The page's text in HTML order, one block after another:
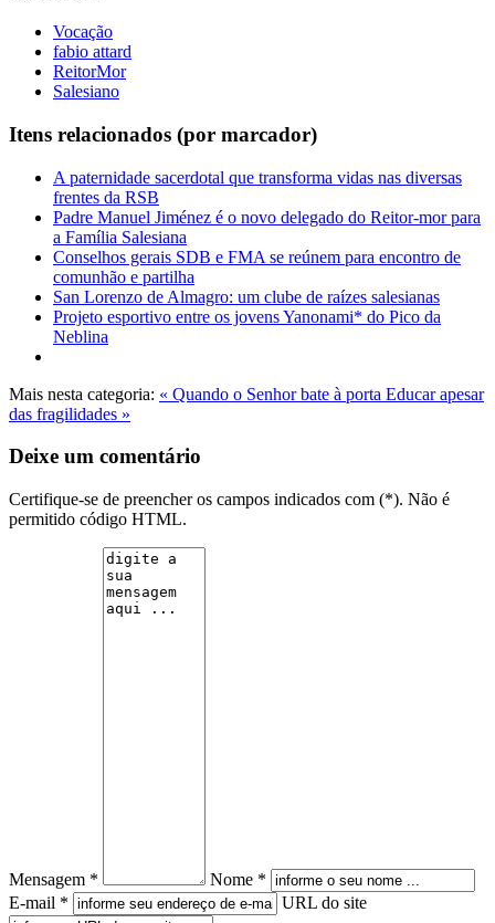
Vocação
fabio attard
ReitorMor
Salesiano
Itens relacionados (por marcador)
A paternidade sacerdotal que transforma vidas nas diversas
frentes da RSB
Padre Manuel Jiménez é o novo delegado do Reitor-mor para
a Família Salesiana
Conselhos gerais SDB e FMA se reúnem para encontro de
comunhão e partilha
San Lorenzo de Almagro: um clube de raízes salesianas
Projeto esportivo entre os jovens Yanonami* do Pico da
Neblina
Mais nesta categoria: « Quando o Senhor bate à porta Educar apesar
das fragilidades »
Deixe um comentário
Certifique-se de preencher os campos indicados com (*). Não é
permitido código HTML.
Mensagem *
Nome *
E-mail *
URL do site